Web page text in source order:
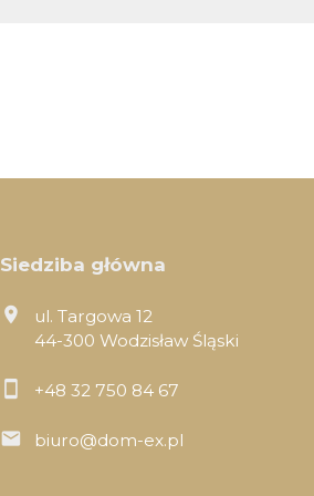
Siedziba główna
ul. Targowa 12
44-300 Wodzisław Śląski
+48 32 750 84 67
biuro@dom-ex.pl